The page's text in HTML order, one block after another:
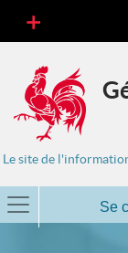
Le site de
Se